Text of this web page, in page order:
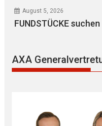
August 5, 2026
FUNDSTÜCKE
AXA